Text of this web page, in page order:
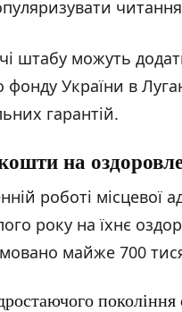
читання
штабу можуть
фонду України в
гарантій.
на
роботі місцевої
року на їхнє
майже 700
покоління